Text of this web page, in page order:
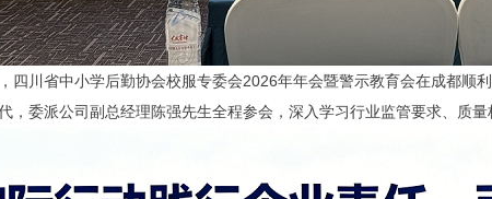
川省中小学后勤协会校服专委会2026年年会暨警示教育会在成都顺
，委派公司副总经理陈强先生全程参会，深入学习行业监管要求、质